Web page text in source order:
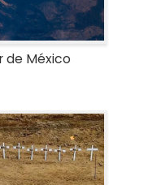
de México